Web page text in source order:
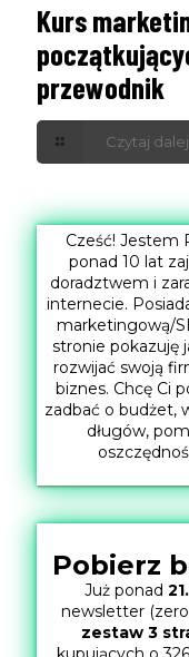
Kurs
przewodnik
Czytaj dalej
Cześć! Jestem
ponad 10 lat
doradztwem i
internecie.
marketingową/
stronie pokazuję
rozwijać swoją
biznes. Chcę Ci
zadbać o budżet,
długów,
Pobierz
Już ponad
newsletter (zero
zestaw 3